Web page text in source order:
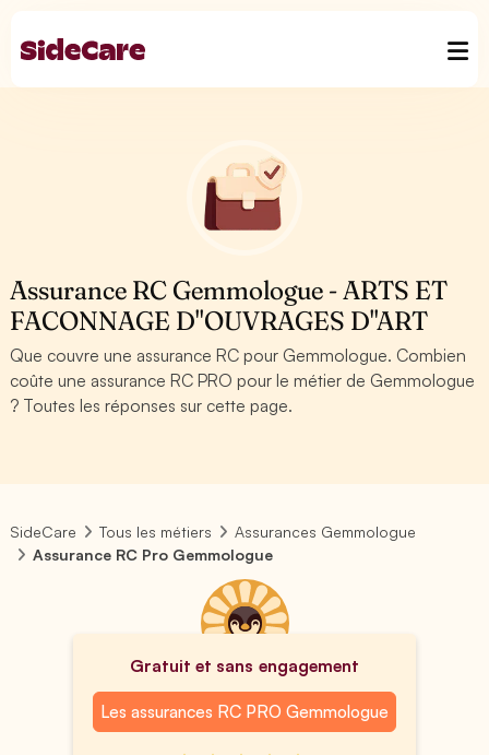
Assurance RC Gemmologue - ARTS ET
FACONNAGE D''OUVRAGES D''ART
Que couvre une assurance RC pour Gemmologue. Combien
coûte une assurance RC PRO pour le métier de Gemmologue
? Toutes les réponses sur cette page.
SideCare Tous les métiers
Assurances Gemmologue
Assurance RC Pro Gemmologue
Gratuit et sans engagement
Les assurances RC PRO Gemmologue